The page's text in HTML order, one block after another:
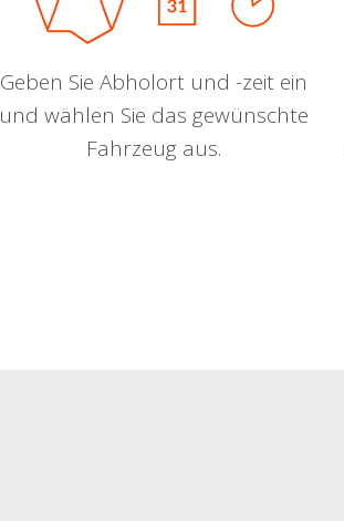
Geben Sie Abholort und -zeit ein
und wählen Sie das gewünschte
Fahrzeug aus.